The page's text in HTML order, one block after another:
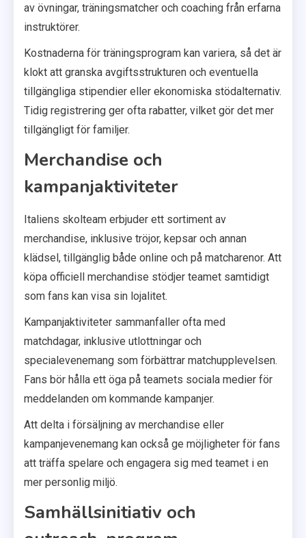
av övningar, träningsmatcher och coaching från erfarna
instruktörer.
Kostnaderna för träningsprogram kan variera, så det är
klokt att granska avgiftsstrukturen och eventuella
tillgängliga stipendier eller ekonomiska stödalternativ.
Tidig registrering ger ofta rabatter, vilket gör det mer
tillgängligt för familjer.
Merchandise och
kampanjaktiviteter
Italiens skolteam erbjuder ett sortiment av
merchandise, inklusive tröjor, kepsar och annan
klädsel, tillgänglig både online och på matcharenor. Att
köpa officiell merchandise stödjer teamet samtidigt
som fans kan visa sin lojalitet.
Kampanjaktiviteter sammanfaller ofta med
matchdagar, inklusive utlottningar och
specialevenemang som förbättrar matchupplevelsen.
Fans bör hålla ett öga på teamets sociala medier för
meddelanden om kommande kampanjer.
Att delta i försäljning av merchandise eller
kampanjevenemang kan också ge möjligheter för fans
att träffa spelare och engagera sig med teamet i en
mer personlig miljö.
Samhällsinitiativ och